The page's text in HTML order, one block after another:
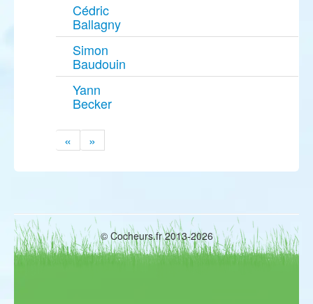
Cédric
Ballagny
Simon
Baudouin
Yann
Becker
« »
© Cocheurs.fr 2013-2026